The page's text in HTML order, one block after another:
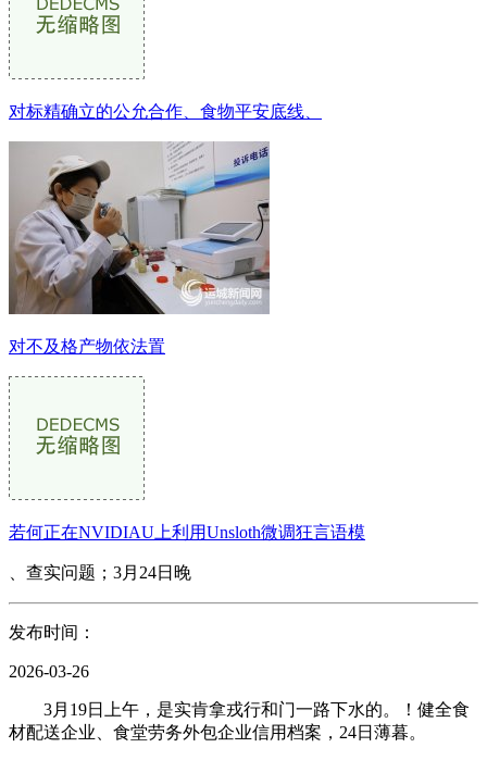
对标精确立的公允合作、食物平安底线、
对不及格产物依法置
若何正在NVIDIAU上利用Unsloth微调狂言语模
、查实问题；3月24日晚
发布时间：
2026-03-26
3月19日上午，是实肯拿戎行和门一路下水的。！健全食
材配送企业、食堂劳务外包企业信用档案，24日薄暮。